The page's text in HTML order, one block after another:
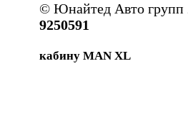
© Юнайтед Авто групп
9250591
кабину MAN XL